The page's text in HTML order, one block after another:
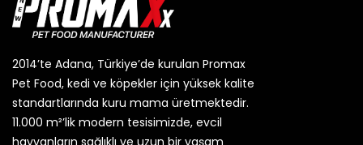
2014’te Adana, Türkiye’de kurulan Promax
Pet Food, kedi ve köpekler için yüksek kalite
standartlarında kuru mama üretmektedir.
11.000 m²’lik modern tesisimizde, evcil
hayvanların sağlıklı ve uzun bir yaşam